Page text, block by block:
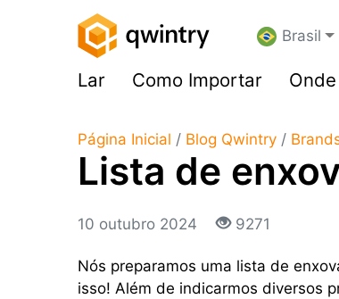
Brasil
Lar Como Importar
Página Inicial / Blog Qwintry /
Lista de
10 outubro 2024 9271
Nós preparamos uma lista de
isso! Além de indicarmos diversos